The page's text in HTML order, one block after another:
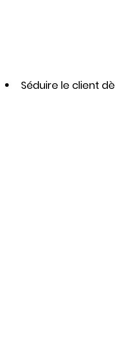
Séduire le client